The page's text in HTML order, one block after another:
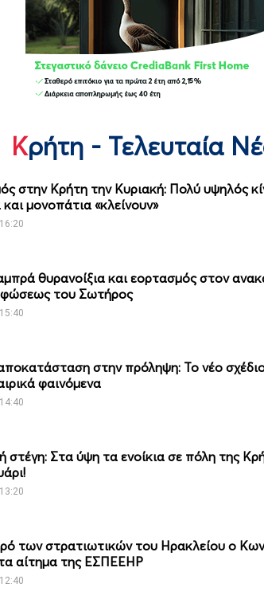
Κρήτη - Τελευταία
στην Κρήτη την Κυριακή: Πολύ υψηλός
μονοπάτια «κλείνουν»
θυρανοίξια και εορτασμός στον
του Σωτήρος
στην πρόληψη: Το νέο
φαινόμενα
στέγη: Στα ύψη τα ενοίκια σε πόλη της
των στρατιωτικών του Ηρακλείου ο
τα αίτημα της ΕΣΠΕΕΗΡ